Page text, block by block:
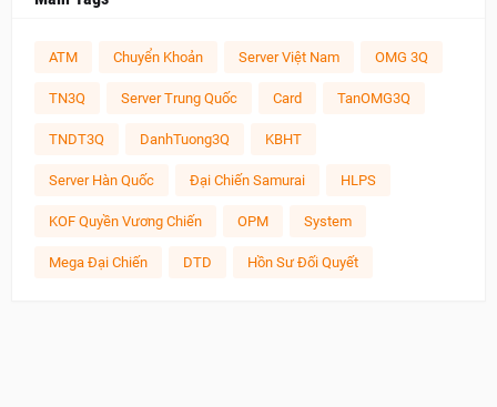
ATM Chuyển Khoản Server Việt Nam OMG 3Q
TN3Q Server Trung Quốc Card TanOMG3Q
TNDT3Q DanhTuong3Q KBHT
Server Hàn Quốc Đại Chiến Samurai HLPS
KOF Quyền Vương Chiến OPM System
Mega Đại Chiến DTD Hồn Sư Đối Quyết